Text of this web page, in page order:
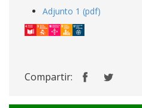
Adjunto 1 (pdf)
Compartir: